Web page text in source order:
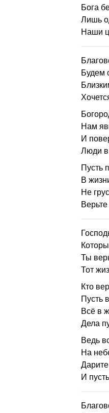
Бога
Лишь
Наши
Будем
Нам
И
Люди в
Пусть
В
Не
Ты
Тот
Кто
Пусть
Всё в
Дела
Ведь
На
И